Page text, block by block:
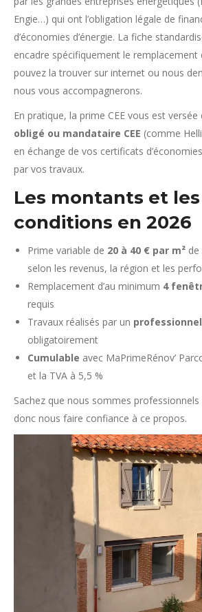
Engie…) qui ont l’obligation légale de
d’économies d’énergie. La fiche
encadre spécifiquement le remplacement
pouvez la trouver sur internet ou nous
nous vous accompagnerons.
En pratique, la prime CEE vous est
obligé ou mandataire CEE (comme
en échange de vos certificats
par vos travaux.
Les montants et les
conditions en 2026
Prime variable de 20 à 40 € par m²
selon les revenus, la région et les
Remplacement d’au minimum 4
requis
Travaux réalisés par un professionnel
obligatoirement
Cumulable avec MaPrimeRénov’
et la TVA à 5,5 %
Sachez que nous sommes professionnels
donc nous faire confiance à ce propos.